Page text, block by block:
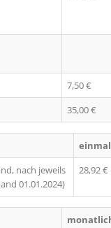
7,50 €
35,00 €
nach jeweils
01.01.2024)
28,92 €